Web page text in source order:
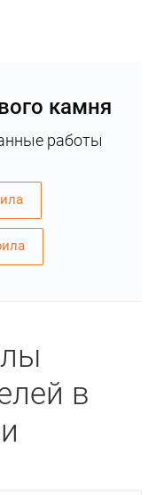
камня
работы
в